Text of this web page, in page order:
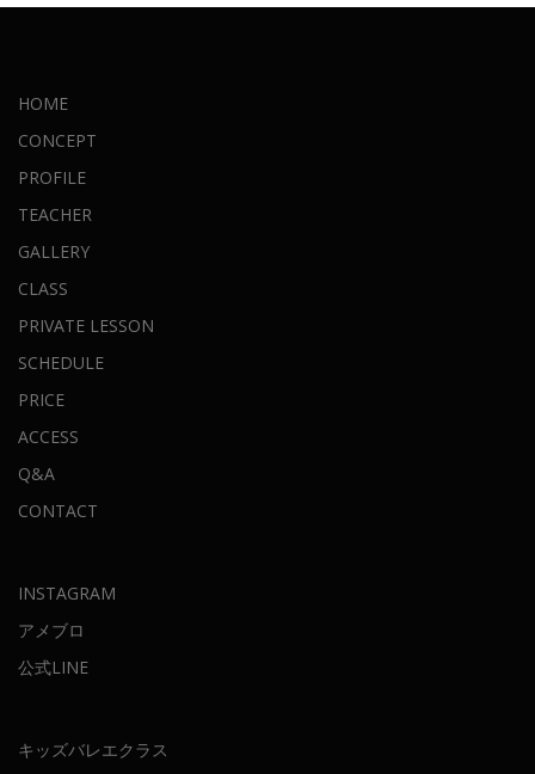
HOME
CONCEPT
PROFILE
TEACHER
GALLERY
CLASS
PRIVATE LESSON
SCHEDULE
PRICE
ACCESS
Q&A
CONTACT
INSTAGRAM
アメブロ
公式LINE
キッズバレエクラス